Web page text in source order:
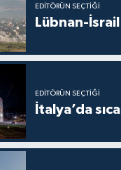
EDITÖRÜN SEÇTIĞI
Lübnan-
EDITÖRÜN SEÇTIĞI
İtalya’da